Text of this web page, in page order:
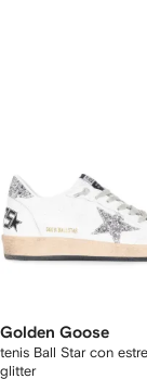
Golden Goose
tenis Ball Star con
glitter